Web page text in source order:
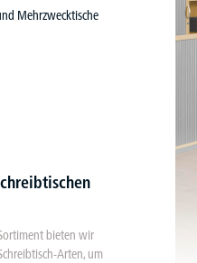
Mehrzwecktische
bieten wir
Arten, um